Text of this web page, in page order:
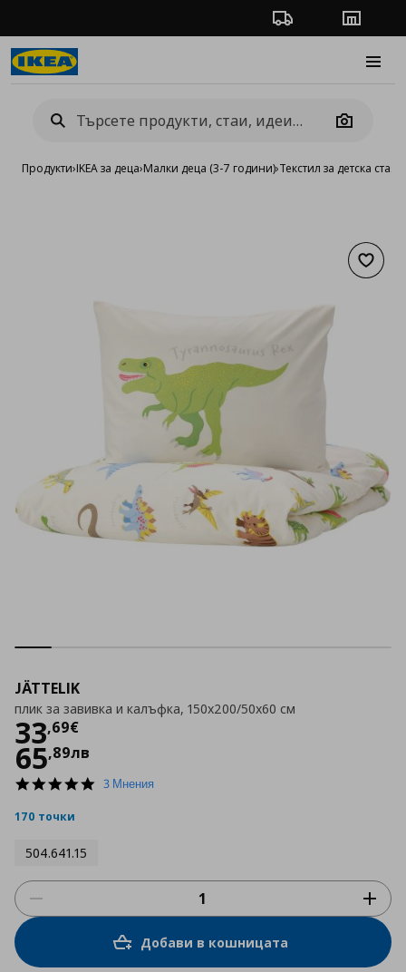
Проследяване на
Camera
Продукти›IKEA за деца›Малки деца (3-7 години)›Текстил за детска стая
JÄTTELIK
плик за завивка и калъфка, 150x200/50x60 см
33,69€
Цена
65,89лв
5.0
3 Мнения
170 точки
504.641.15
Добави в кошницата